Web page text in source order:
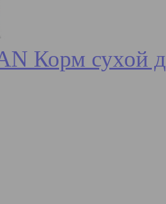
Корм сухой